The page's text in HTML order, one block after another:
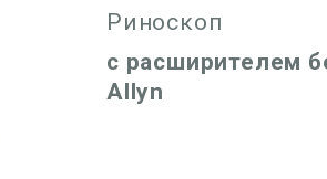
Риноскоп
с расширителем
Allyn